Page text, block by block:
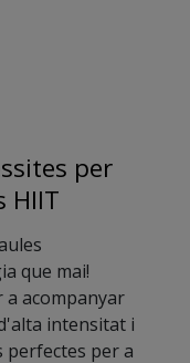
per
HIIT
que mai!
a acompanyar
intensitat i
perfectes per a